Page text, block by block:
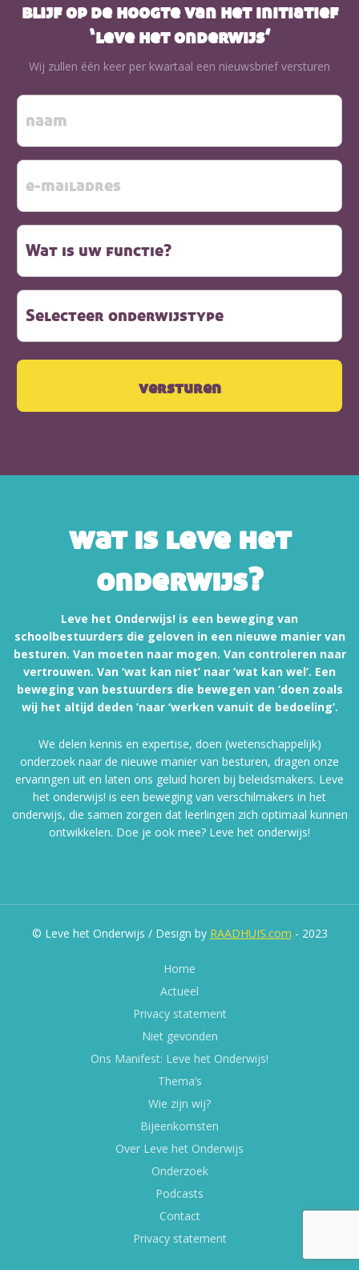
blijf op de hoogte van het initiatief
‘leve het onderwijs’
Wij zullen één keer per kwartaal een nieuwsbrief versturen
wat is leve het
onderwijs?
Leve het Onderwijs! is een beweging van
schoolbestuurders die geloven in een nieuwe manier van
besturen. Van moeten naar mogen. Van controleren naar
vertrouwen. Van ‘wat kan niet’ naar ‘wat kan wel’. Een
beweging van bestuurders die bewegen van ‘doen zoals
wij het altijd deden ’naar ‘werken vanuit de bedoeling’.
We delen kennis en expertise, doen (wetenschappelijk)
onderzoek naar de nieuwe manier van besturen, dragen onze
ervaringen uit en laten ons geluid horen bij beleidsmakers. Leve
het onderwijs! is een beweging van verschilmakers in het
onderwijs, die samen zorgen dat leerlingen zich optimaal kunnen
ontwikkelen. Doe je ook mee? Leve het onderwijs!
© Leve het Onderwijs / Design by RAADHUIS.com - 2023
Home
Actueel
Privacy statement
Niet gevonden
Ons Manifest: Leve het Onderwijs!
Thema’s
Wie zijn wij?
Bijeenkomsten
Over Leve het Onderwijs
Onderzoek
Podcasts
Contact
Privacy statement